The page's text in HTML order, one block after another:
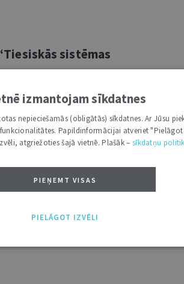
sistēmas
aicina piedalīties
sistēmas
...
izmantojam sīkdatnes
nepieciešamās (obligātās) sīkdatnes. Ar Jūsu
Papildinformācijai atveriet
atgriežoties šajā vietnē. Plašāk – sīkdatņu
PIEŅEMT VISAS
PIELĀGOT IZVĒLI